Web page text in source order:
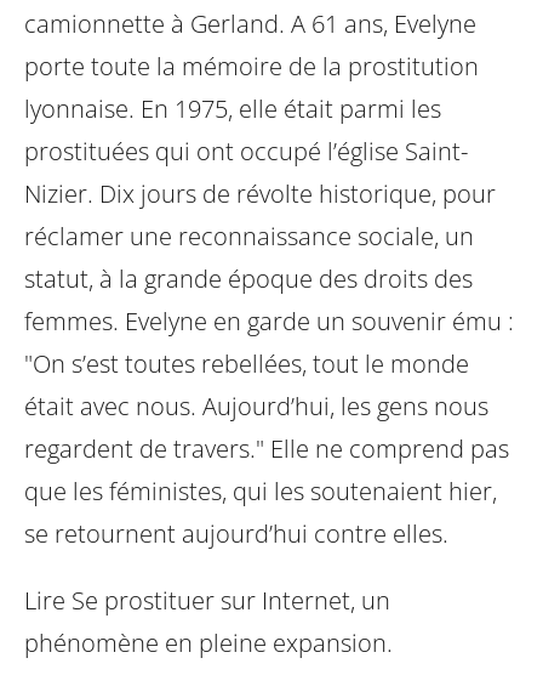
camionnette à Gerland. A 61 ans, Evelyne
porte toute la mémoire de la prostitution
lyonnaise. En 1975, elle était parmi les
prostituées qui ont occupé l’église Saint-
Nizier. Dix jours de révolte historique, pour
réclamer une reconnaissance sociale, un
statut, à la grande époque des droits des
femmes. Evelyne en garde un souvenir ému :
"On s’esttoutes rebellées, tout le monde
était avec nous. Aujourd’hui, les gens nous
regardent de travers." Elle ne comprend pas
que les féministes, qui les soutenaient hier,
se retournent aujourd’hui contre elles.
Lire Se prostituer sur Internet, un
phénomène en pleine expansion.